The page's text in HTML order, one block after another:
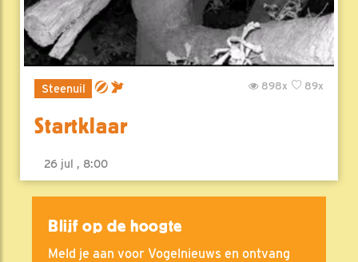
Steenuil 89x
898x
Startklaar
26 jul , 8:00
Blijf op de hoogte
Meld je aan voor Vogelnieuws en ontvang